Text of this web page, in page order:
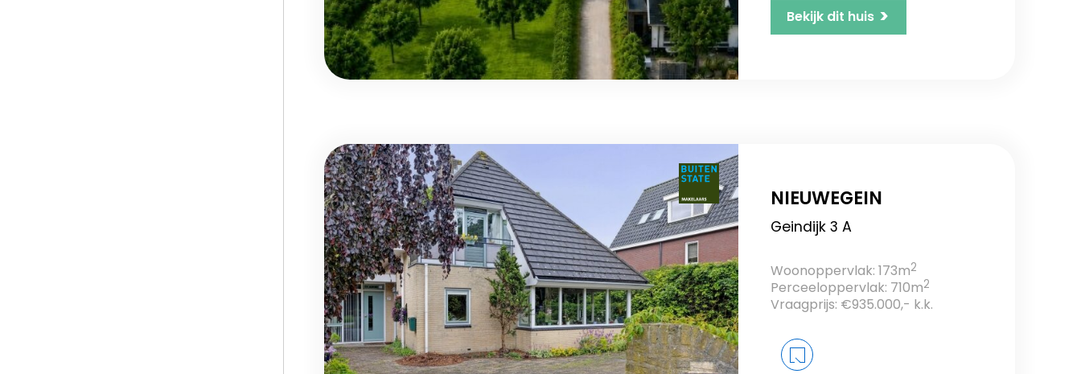
Bekijk dit huis >
NIEUWEGEIN
Geindijk 3 A
Woonoppervlak: 173m2
Perceeloppervlak: 710m2
Vraagprijs: €935.000,- k.k.